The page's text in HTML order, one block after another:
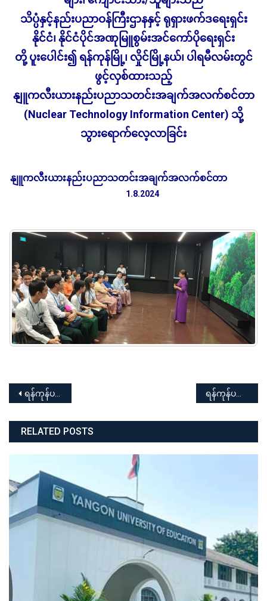
သိပ္ပံနှင့်နည်းပညာဝန်ကြီးဌာနနှင့် ရုရှားဖက်ဒရေးရှင်း
နိုင်ငံ၊ နိုင်ငံပိုင်အဏုမြူစွမ်းအင်ကော်ပိုရေးရှင်း
တို့ ပူးပေါင်း၍ ရန်ကုန်မြို့၊ လှိုင်မြို့နယ်၊ ပါရမီလမ်းတွင်
ဖွင့်လှစ်ထားသည့်
နျူကလီးယားနည်းပညာသတင်းအချက်အလက်စင်တာ
(Nuclear Technology Information Center) သို့
သွားရောက်လေ့လာခြင်း
နျူကလီးယားနည်းပညာသတင်းအချက်အလက်စင်တာ
1.8.2024
Post
navigation
ရန်ကုန်ပညာရေးတက္ကသိုလ် ပညာရေးဘွဲ့ စတုတ္ထနှစ် (ဒုတိယနှစ်ဝက်) လက်တွေ့တန်းပြဆင်းခြင်း (Bloc Teaching) အတွက် ပါမောက္ခချုပ်၏ ဩဝါဒခံယူပွဲ ရန်ကုန်ပညာရေးတက္ကသိုလ် (ကြက်ခြေနီအသင်းခွဲ) ရှေးဦးပြုစုခြင်း(အခြေခံ)သင်တန်းဖွင့်ပွဲအခမ်းအနား
RELATED POSTS